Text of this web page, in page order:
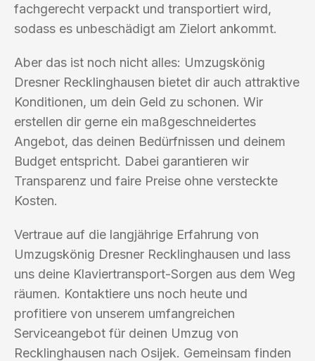
fachgerecht verpackt und transportiert wird,
sodass es unbeschädigt am Zielort ankommt.
Aber das ist noch nicht alles: Umzugskönig
Dresner Recklinghausen bietet dir auch attraktive
Konditionen, um dein Geld zu schonen. Wir
erstellen dir gerne ein maßgeschneidertes
Angebot, das deinen Bedürfnissen und deinem
Budget entspricht. Dabei garantieren wir
Transparenz und faire Preise ohne versteckte
Kosten.
Vertraue auf die langjährige Erfahrung von
Umzugskönig Dresner Recklinghausen und lass
uns deine Klaviertransport-Sorgen aus dem Weg
räumen. Kontaktiere uns noch heute und
profitiere von unserem umfangreichen
Serviceangebot für deinen Umzug von
Recklinghausen nach Osijek. Gemeinsam finden